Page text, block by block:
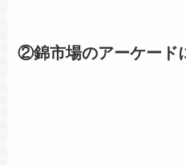
②錦市場のアーケード